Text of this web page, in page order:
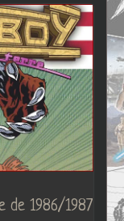
de 1986/1987